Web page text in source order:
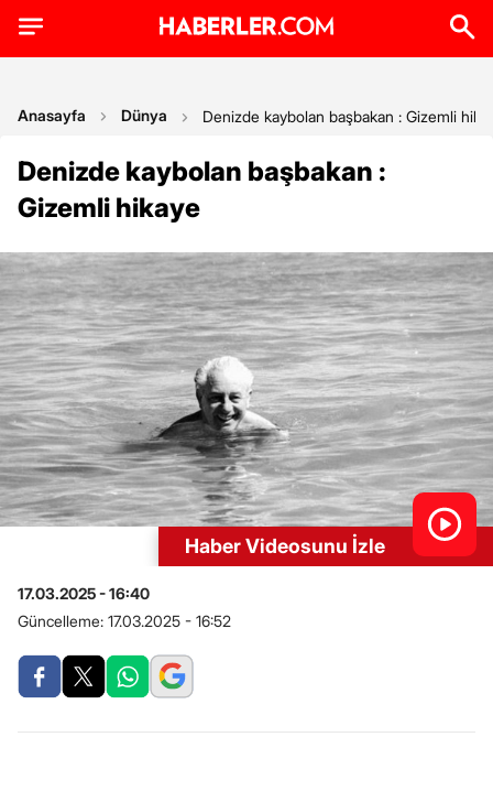
Anasayfa Dünya Denizde kaybolan başbakan : Gizemli
Denizde kaybolan başbakan :
Gizemli hikaye
Haber Videosunu İzle
17.03.2025 - 16:40
Güncelleme: 17.03.2025 - 16:52